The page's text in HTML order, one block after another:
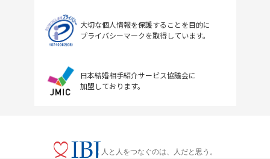
大切な個人情報を保護することを目的に
プライバシーマークを取得しています。
日本結婚相手紹介サービス協議会に
加盟しております。
人と人をつなぐのは、人だと思う。